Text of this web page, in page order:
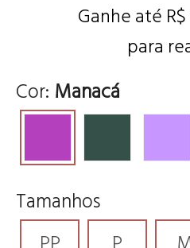
Ganhe até
para
Cor: Manacá
Tamanhos